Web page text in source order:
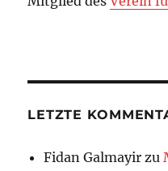
LETZTE
Fidan Galmayir zu